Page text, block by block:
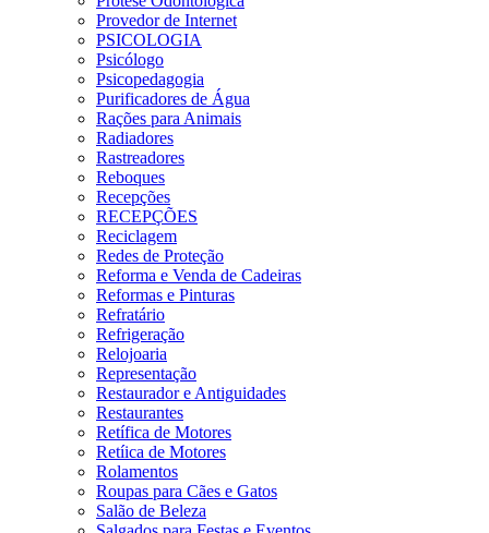
Provedor de Internet
PSICOLOGIA
Psicólogo
Psicopedagogia
Purificadores de Água
Rações para Animais
Radiadores
Rastreadores
Reboques
Recepções
RECEPÇÕES
Reciclagem
Redes de Proteção
Reforma e Venda de Cadeiras
Reformas e Pinturas
Refratário
Refrigeração
Relojoaria
Representação
Restaurador e Antiguidades
Restaurantes
Retífica de Motores
Retíica de Motores
Rolamentos
Roupas para Cães e Gatos
Salão de Beleza